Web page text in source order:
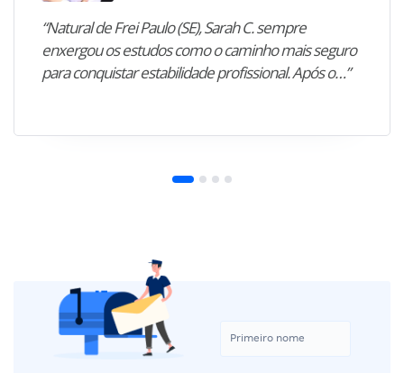
“Natural de Frei Paulo (SE), Sarah C. sempre
enxergou os estudos como o caminho mais seguro
para conquistar estabilidade profissional. Após o…”